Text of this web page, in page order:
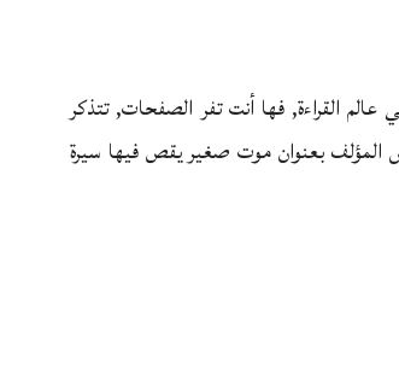
عالم القراءة, فها أنت تفر الصفحات, تتذكر
المؤلف بعنوان موت صغير يقص فيها سيرة